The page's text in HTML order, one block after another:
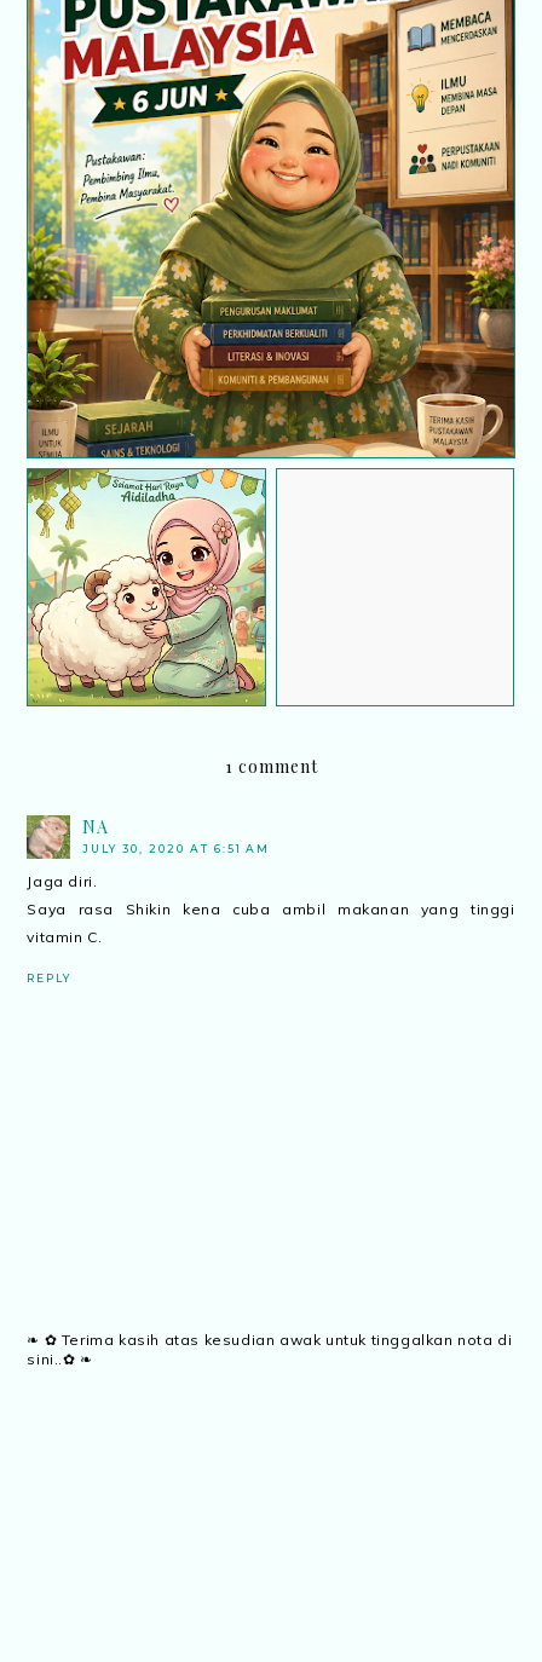
Hari Pustakawan 6 Jun : Perjalanan cerita saya
sebagai seorang Pembantu Pustakawan
Salam Aidiladha
1 comment
NA
JULY 30, 2020 AT 6:51 AM
Jaga diri.
Saya rasa Shikin kena cuba ambil makanan yang tinggi
vitamin C.
REPLY
❧ ✿ Terima kasih atas kesudian awak untuk tinggalkan nota di
sini..✿ ❧